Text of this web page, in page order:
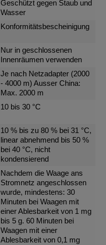
Geschützt gegen Staub und
Wasser
Konformitätsbescheinigung
Nur in geschlossenen
Innenräumen verwenden
Je nach Netzadapter (2000
- 4000 m) Ausser China:
Max. 2000 m
10 bis 30 °C
10 % bis zu 80 % bei 31 °C,
linear abnehmend bis 50 %
bei 40 °C, nicht
kondensierend
Nachdem die Waage ans
Stromnetz angeschlossen
wurde, mindestens: 30
Minuten bei Waagen mit
einer Ablesbarkeit von 1 mg
bis 5 g. 60 Minuten bei
Waagen mit einer
Ablesbarkeit von 0,1 mg